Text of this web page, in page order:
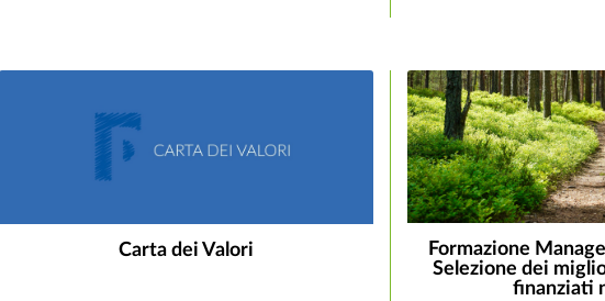
Carta dei Valori
Formazione
Selezione dei
finanziati